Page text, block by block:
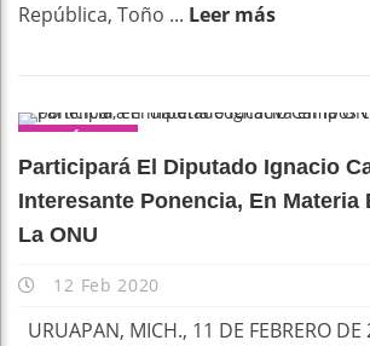
República, Toño ... Leer más
Participará El Diputado Ignacio
Interesante Ponencia, En Materia
La ONU
12 Feb 2020
URUAPAN, MICH., 11 DE FEBRERO DE